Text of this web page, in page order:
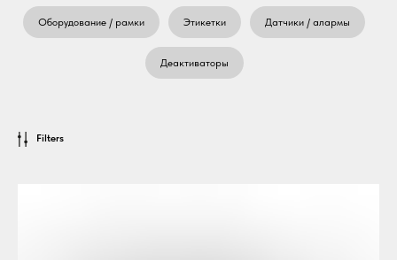
Оборудование / рамки Этикетки Датчики / алармы
Деактиваторы
Filters